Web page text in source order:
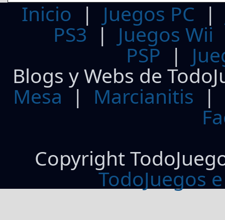
Inicio | Juegos PC
PS3| Juegos Wii
PSP |
Blogs y Webs de
Mesa | Marcianitis |
Copyright
TodoJuegos